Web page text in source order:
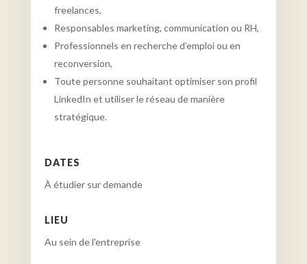
freelances,
Responsables marketing, communication ou RH,
Professionnels en recherche d’emploi ou en
reconversion,
Toute personne souhaitant optimiser son profil
LinkedIn et utiliser le réseau de manière
stratégique.
DATES
À étudier sur demande
LIEU
Au sein de l'entreprise